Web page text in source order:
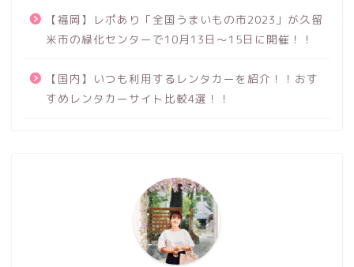
【福岡】レポあり「全国うまいもの市2023」が久留
米市の緑化センターで10月13日～15日に開催！！
【国内】いつも利用するレンタカーを紹介！！おす
すめレンタカーサイト比較4選！！